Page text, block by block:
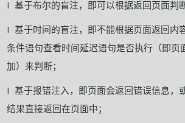
l 基于布尔的盲注，即可以根据返回页面判
l 基于时间的盲注，即不能根据页面返回内
条件语句查看时间延迟语句是否执行（即页
加）来判断；
l 基于报错注入，即页面会返回错误信息，
结果直接返回在页面中；